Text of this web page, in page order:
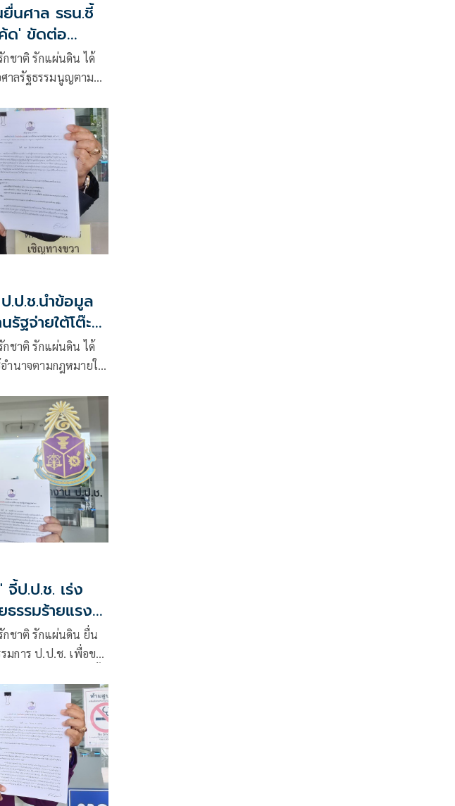
นศาล รธน.ชี้
ด' ขัดต่อ
กชาติ รักแผ่นดิน ได้
าลรัฐธรรมนูญตาม
ป.ช.นำข้อมูล
ฐจ่ายใต้โต๊ะ
กชาติ รักแผ่นดิน ได้
ำนาจตามกฎหมายใน
ยงไปให้ถึงเจ้าหน้าที่
ตามครรลองของ
าละเว้นการปฏิบัติ
ป.ป.ช. เร่ง
รรมร้ายแรง
าติ รักแผ่นดิน ยื่น
มการ ป.ป.ช. เพื่อขอ